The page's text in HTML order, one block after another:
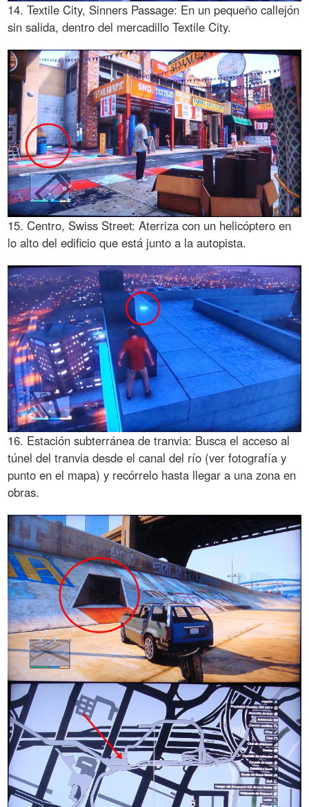
14. Textile City, Sinners Passage: En un pequeño callejón
sin salida, dentro del mercadillo Textile City.
15. Centro, Swiss Street: Aterriza con un helicóptero en
lo alto del edificio que está junto a la autopista.
16. Estación subterránea de tranvia: Busca el acceso al
túnel del tranvia desde el canal del río (ver fotografía y
punto en el mapa) y recórrelo hasta llegar a una zona en
obras.